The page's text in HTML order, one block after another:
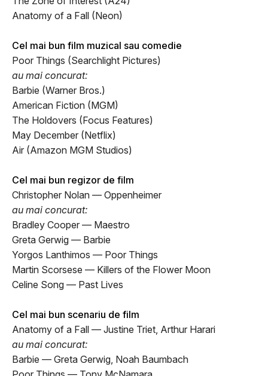
Anatomy of a Fall (Neon)
Cel mai bun film muzical sau comedie
Poor Things (Searchlight Pictures)
au mai concurat:
Barbie (Warner Bros.)
American Fiction (MGM)
The Holdovers (Focus Features)
May December (Netflix)
Air (Amazon MGM Studios)
Cel mai bun regizor de film
Christopher Nolan — Oppenheimer
au mai concurat:
Bradley Cooper — Maestro
Greta Gerwig — Barbie
Yorgos Lanthimos — Poor Things
Martin Scorsese — Killers of the Flower Moon
Celine Song — Past Lives
Cel mai bun scenariu de film
Anatomy of a Fall — Justine Triet, Arthur Harari
au mai concurat:
Barbie — Greta Gerwig, Noah Baumbach